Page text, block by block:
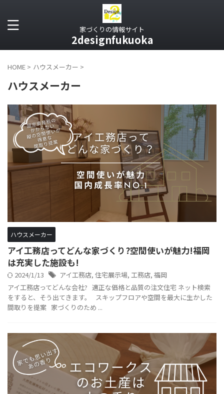
家づくりの情報サイト
2designfukuoka
HOME > ハウスメーカー >
ハウスメーカー
ハウスメーカー
アイ工務店ってどんな家づくり?空間使いが魅力!福岡
は充実した施設も!
2024/1/13 アイ工務店, 住宅展示場, 工務店, 福岡
アイ工務店ってどんな会社? 適正な価格と品質の注文住宅 ネット検索
をすると、そう出てきます。 スキップフロアや空間を最大に生かした
間取りを提案 家づくりのため ...